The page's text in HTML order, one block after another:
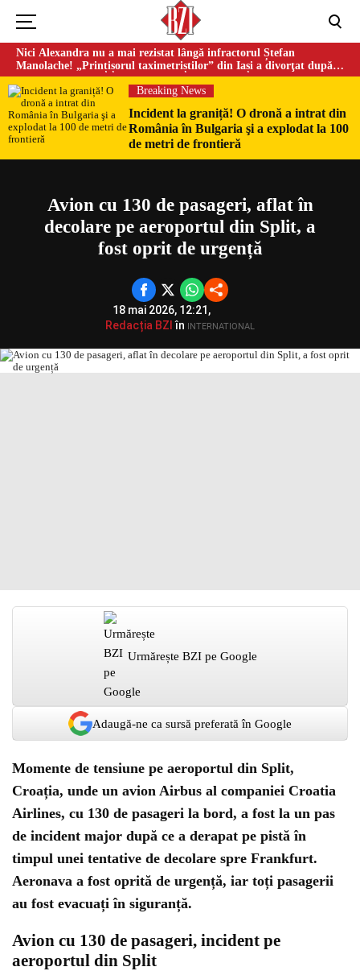
Nici Alexandra nu a mai rezistat lângă infractorul Ștefan
Manolache! „Prințișorul taximetriștilor” din Iași a divorţat după
doi ani de căsnicie
Breaking News
Incident la graniță! O dronă a intrat din
România în Bulgaria şi a explodat la 100
de metri de frontieră
Could not play video.
There was a problem trying to load the video.
Avion cu 130 de pasageri, aflat în
decolare pe aeroportul din Split, a
fost oprit de urgență
18 mai 2026, 12:21,
Redacția BZI în INTERNATIONAL
Urmărește BZI pe Google
Adaugă-ne ca sursă preferată în Google
Momente de tensiune pe aeroportul din Split,
Croația, unde un avion Airbus al companiei Croatia
Airlines, cu 130 de pasageri la bord, a fost la un pas
de incident major după ce a derapat pe pistă în
timpul unei tentative de decolare spre Frankfurt.
Aeronava a fost oprită de urgență, iar toți pasagerii
au fost evacuați în siguranță.
Avion cu 130 de pasageri, incident pe
aeroportul din Split